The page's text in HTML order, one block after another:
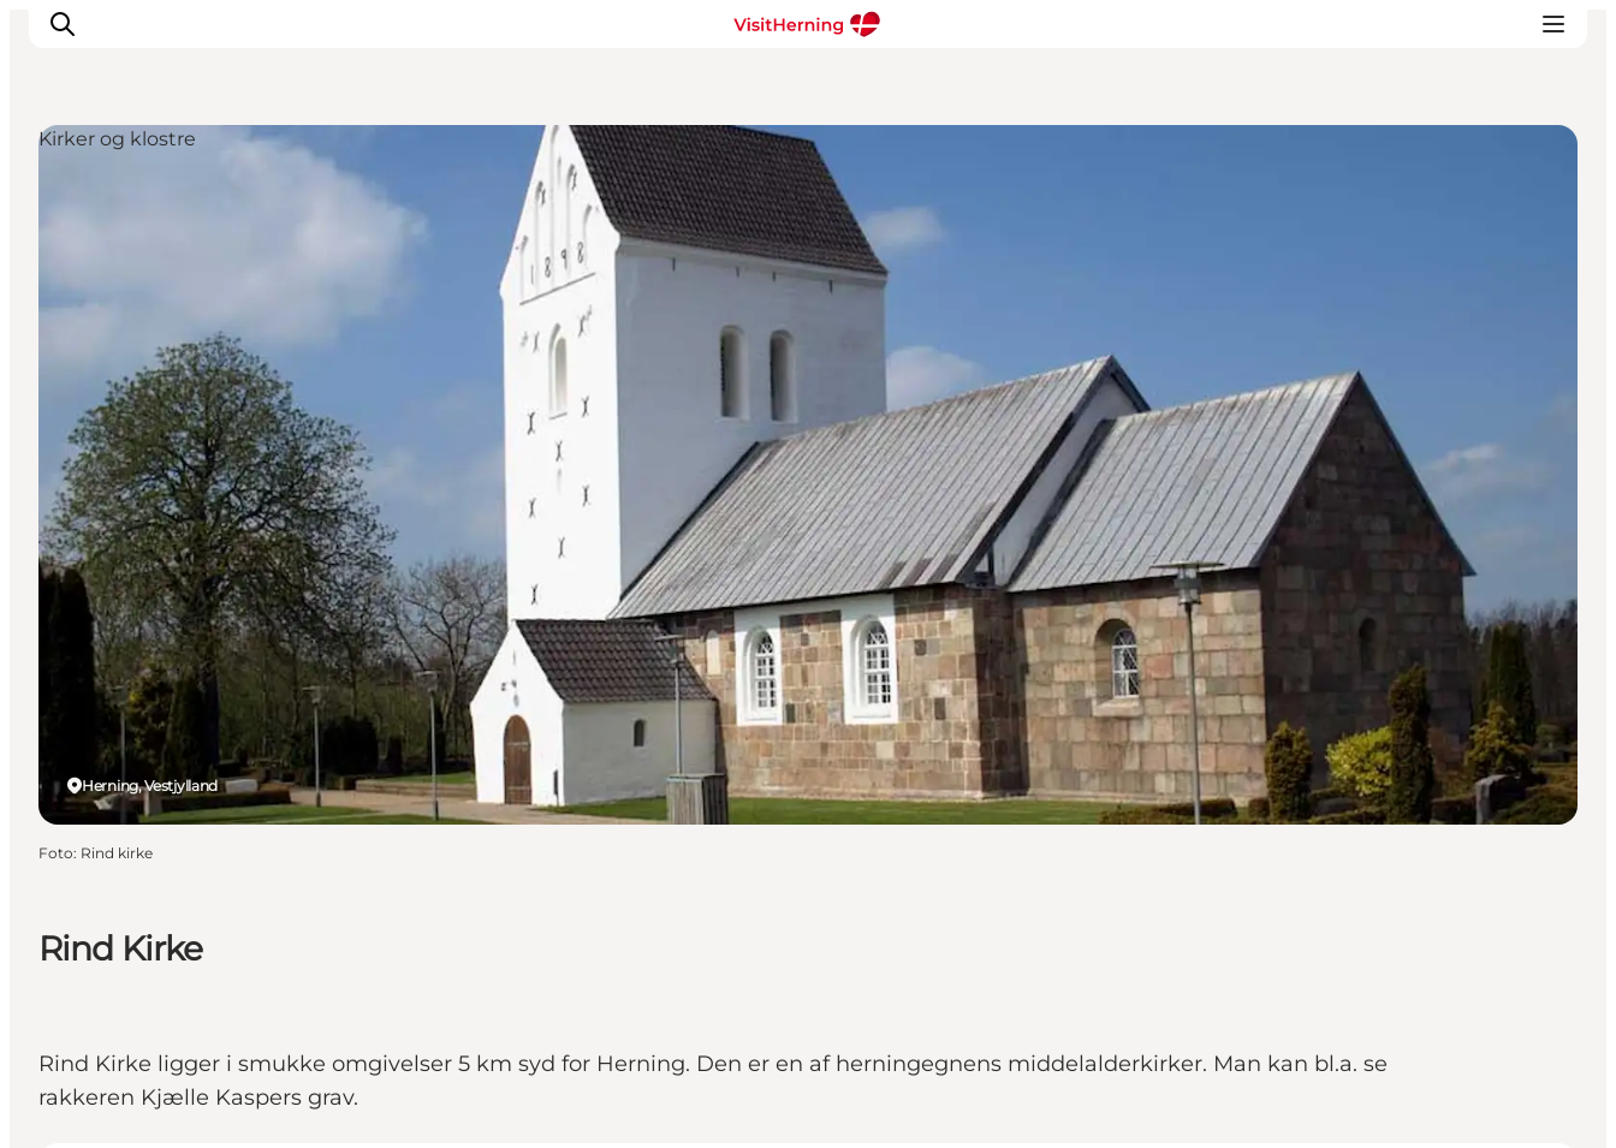
Se og oplev
Sov godt
Book overnatning
Rind Kirke
Rind Kirke ligger i smukke omgivelser 5 km syd for Herning. Den er en af herningegnens middelalderkirker. Man kan bl.a. se
rakkeren Kjælle Kaspers grav.
Herning, Vestjylland
Kirker og klostre
Foto: Rind kirke